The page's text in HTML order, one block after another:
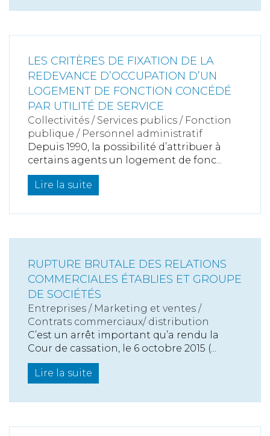
LES CRITÈRES DE FIXATION DE LA
REDEVANCE D’OCCUPATION D’UN
LOGEMENT DE FONCTION CONCÉDÉ
PAR UTILITÉ DE SERVICE
Collectivités / Services publics / Fonction
publique / Personnel administratif
Depuis 1990, la possibilité d’attribuer à
certains agents un logement de fonc...
Lire la suite
RUPTURE BRUTALE DES RELATIONS
COMMERCIALES ÉTABLIES ET GROUPE
DE SOCIÉTÉS
Entreprises / Marketing et ventes /
Contrats commerciaux/ distribution
C’est un arrêt important qu’a rendu la
Cour de cassation, le 6 octobre 2015 (...
Lire la suite